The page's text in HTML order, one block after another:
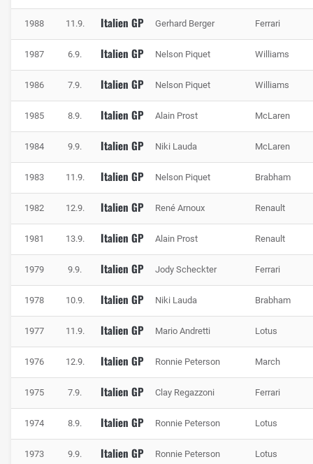
1988 11.9. Italien GP Gerhard Berger Ferrari
1987 6.9. Italien GP Nelson Piquet Williams
1986 7.9. Italien GP Nelson Piquet Williams
1985 8.9. Italien GP Alain Prost McLaren
1984 9.9. Italien GP Niki Lauda McLaren
1983 11.9. Italien GP Nelson Piquet Brabham
1982 12.9. Italien GP René Arnoux Renault
1981 13.9. Italien GP Alain Prost Renault
1979 9.9. Italien GP Jody Scheckter Ferrari
1978 10.9. Italien GP Niki Lauda Brabham
1977 11.9. Italien GP Mario Andretti Lotus
1976 12.9. Italien GP Ronnie Peterson March
1975 7.9. Italien GP Clay Regazzoni Ferrari
1974 8.9. Italien GP Ronnie Peterson Lotus
1973 9.9. Italien GP Ronnie Peterson Lotus